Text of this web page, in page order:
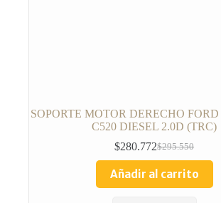
SOPORTE MOTOR DERECHO
C520 DIESEL 2.0D (TRC)
$295.550
$280.772
Añadir al carrito